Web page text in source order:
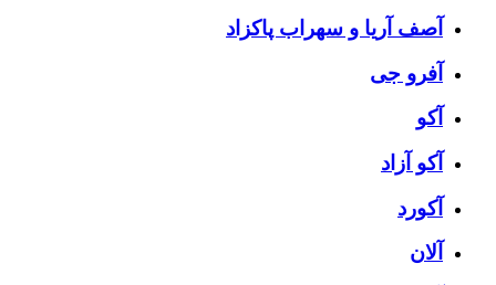
آصف آریا و سهراب پاکزاد
آفرو جی
آکو
آکو آزاد
آکورد
آلان